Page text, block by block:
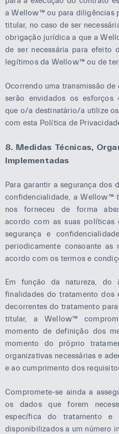
a Wellow™ ou para diligências
titular, no caso de ser
obrigação jurídica a que a
de ser necessária para efeito
legítimos da Wellow™ ou de
Ocorrendo uma transmissão
serão envidados os esforços
que o/a destinatário/a utilize
com esta Política de
8. Medidas Técnicas,
Implementadas
Para garantir a segurança dos
confidencialidade, a Wellow™
nos forneceu de forma
acordo com as suas políticas
segurança e
periodicamente consoante as
acordo com os termos e
Em função da natureza,
finalidades do tratamento dos
decorrentes do tratamento
titular, a Wellow™
momento de definição dos
momento do próprio
organizativas necessárias e
e ao cumprimento dos
Compromete-se ainda a
os dados que forem
específica do tratamento e
disponibilizados a um número